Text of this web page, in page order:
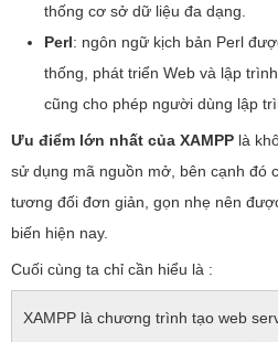
thống cơ sở dữ liệu đa dạng.
Perl: ngôn ngữ kịch bản Perl
thống, phát triển Web và lập
cũng cho phép người dùng lập
Ưu điểm lớn nhất của XAMPP là
sử dụng mã nguồn mở, bên cạnh đó
tương đối đơn giản, gọn nhẹ nên
biến hiện nay.
Cuối cùng ta chỉ cần hiểu là :
XAMPP là chương trình tạo web